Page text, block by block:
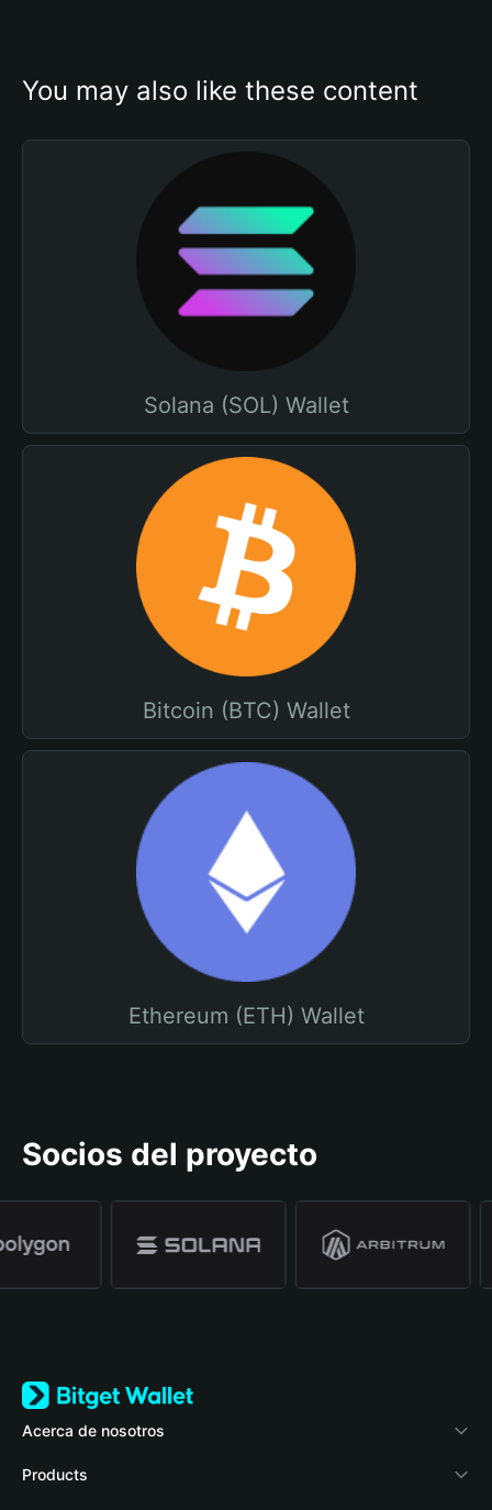
You may also like these content
Solana (SOL) Wallet
Bitcoin (BTC) Wallet
Ethereum (ETH) Wallet
Socios del proyecto
Acerca de nosotros
Bitget Wallet
Products